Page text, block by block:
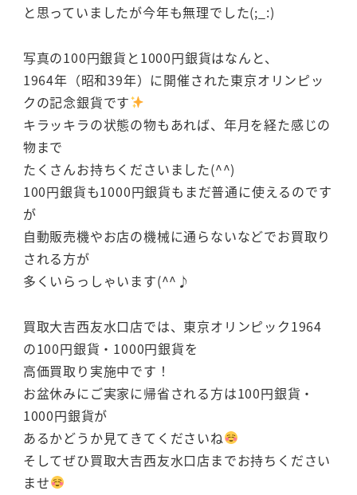
と思っていましたが今年も無理でした(;_:)
写真の100円銀貨と1000円銀貨はなんと、
1964年（昭和39年）に開催された東京オリンピッ
クの記念銀貨です
キラッキラの状態の物もあれば、年月を経た感じの
物まで
たくさんお持ちくださいました(^^)
100円銀貨も1000円銀貨もまだ普通に使えるのです
が
自動販売機やお店の機械に通らないなどでお買取り
される方が
多くいらっしゃいます(^^♪
買取大吉西友水口店では、東京オリンピック1964
の100円銀貨・1000円銀貨を
高価買取り実施中です！
お盆休みにご実家に帰省される方は100円銀貨・
1000円銀貨が
あるかどうか見てきてくださいね
そしてぜひ買取大吉西友水口店までお持ちください
ませ